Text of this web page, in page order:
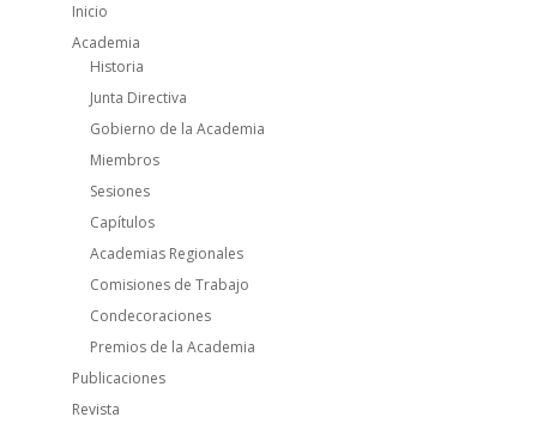
Inicio
Academia
Historia
Junta Directiva
Gobierno de la Academia
Miembros
Sesiones
Capítulos
Academias Regionales
Comisiones de Trabajo
Condecoraciones
Premios de la Academia
Publicaciones
Revista